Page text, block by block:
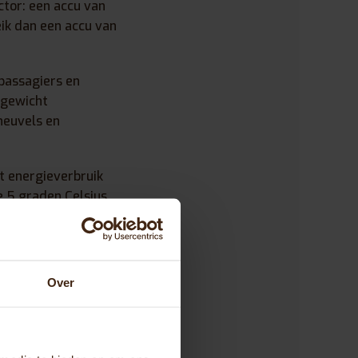
Over
een accu van
dan een accu van
en
en
energieverbruik
5 graden Celsius
als lage
Ten slotte
en kan